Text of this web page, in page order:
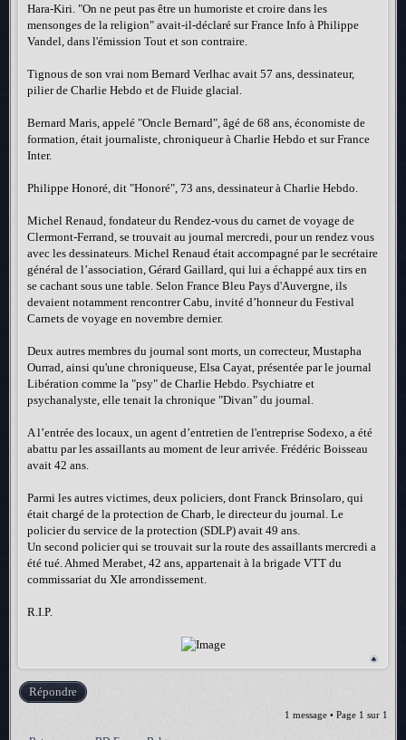
Hara-Kiri. "On ne peut pas être un humoriste et croire dans les
mensonges de la religion" avait-il-déclaré sur France Info à Philippe
Vandel, dans l'émission Tout et son contraire.
Tignous de son vrai nom Bernard Verlhac avait 57 ans, dessinateur,
pilier de Charlie Hebdo et de Fluide glacial.
Bernard Maris, appelé "Oncle Bernard", âgé de 68 ans, économiste de
formation, était journaliste, chroniqueur à Charlie Hebdo et sur France
Inter.
Philippe Honoré, dit "Honoré", 73 ans, dessinateur à Charlie Hebdo.
Michel Renaud, fondateur du Rendez-vous du carnet de voyage de
Clermont-Ferrand, se trouvait au journal mercredi, pour un rendez vous
avec les dessinateurs. Michel Renaud était accompagné par le secrétaire
général de l’association, Gérard Gaillard, qui lui a échappé aux tirs en
se cachant sous une table. Selon France Bleu Pays d'Auvergne, ils
devaient notamment rencontrer Cabu, invité d’honneur du Festival
Carnets de voyage en novembre dernier.
Deux autres membres du journal sont morts, un correcteur, Mustapha
Ourrad, ainsi qu'une chroniqueuse, Elsa Cayat, présentée par le journal
Libération comme la "psy" de Charlie Hebdo. Psychiatre et
psychanalyste, elle tenait la chronique "Divan" du journal.
A l’entrée des locaux, un agent d’entretien de l'entreprise Sodexo, a été
abattu par les assaillants au moment de leur arrivée. Frédéric Boisseau
avait 42 ans.
Parmi les autres victimes, deux policiers, dont Franck Brinsolaro, qui
était chargé de la protection de Charb, le directeur du journal. Le
policier du service de la protection (SDLP) avait 49 ans.
Un second policier qui se trouvait sur la route des assaillants mercredi a
été tué. Ahmed Merabet, 42 ans, appartenait à la brigade VTT du
commissariat du XIe arrondissement.
R.I.P.
Répondre
1 message • Page 1 sur 1